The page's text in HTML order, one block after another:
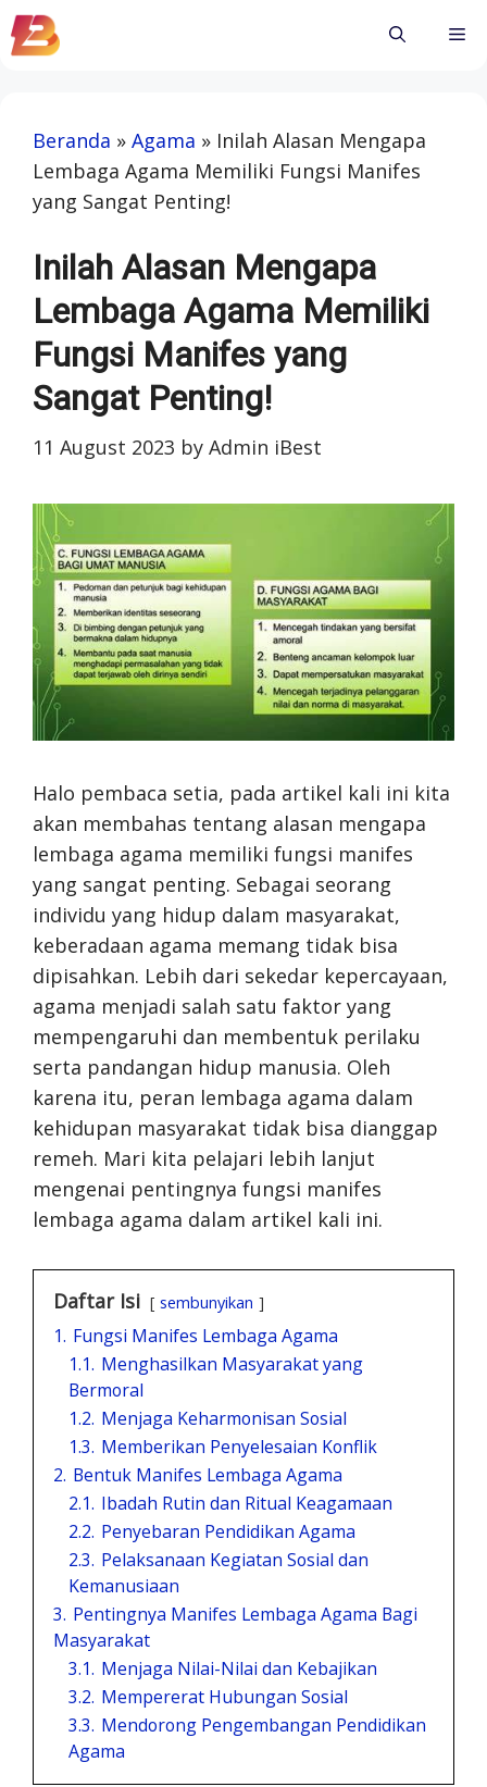
Skip
to
Beranda » Agama » Inilah Alasan Mengapa
Lembaga Agama Memiliki Fungsi Manifes
yang Sangat Penting!
Inilah Alasan Mengapa
Lembaga Agama Memiliki
Fungsi Manifes yang
Sangat Penting!
11 August 2023 by Admin iBest
Halo pembaca setia, pada artikel kali ini kita
akan membahas tentang alasan mengapa
lembaga agama memiliki fungsi manifes
yang sangat penting. Sebagai seorang
individu yang hidup dalam masyarakat,
keberadaan agama memang tidak bisa
dipisahkan. Lebih dari sekedar kepercayaan,
agama menjadi salah satu faktor yang
mempengaruhi dan membentuk perilaku
serta pandangan hidup manusia. Oleh
karena itu, peran lembaga agama dalam
kehidupan masyarakat tidak bisa dianggap
remeh. Mari kita pelajari lebih lanjut
mengenai pentingnya fungsi manifes
lembaga agama dalam artikel kali ini.
Daftar Isi sembunyikan
1. Fungsi Manifes Lembaga Agama
1.1. Menghasilkan Masyarakat yang
Bermoral
1.2. Menjaga Keharmonisan Sosial
1.3. Memberikan Penyelesaian Konflik
2. Bentuk Manifes Lembaga Agama
2.1. Ibadah Rutin dan Ritual Keagamaan
2.2. Penyebaran Pendidikan Agama
2.3. Pelaksanaan Kegiatan Sosial dan
Kemanusiaan
3. Pentingnya Manifes Lembaga Agama Bagi
Masyarakat
3.1. Menjaga Nilai-Nilai dan Kebajikan
3.2. Mempererat Hubungan Sosial
3.3. Mendorong Pengembangan Pendidikan
Agama